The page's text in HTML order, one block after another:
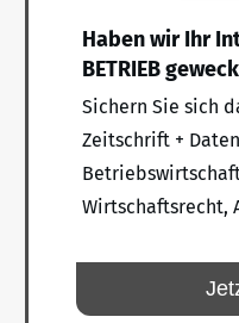
Haben wir Ihr
BETRIEB
Sichern Sie sich
Zeitschrift +
Wirtschaftsrecht,